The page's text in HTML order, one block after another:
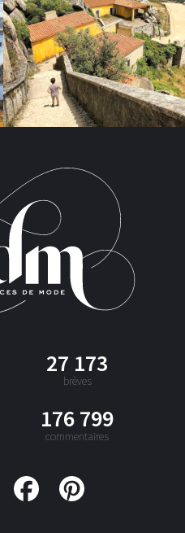
27 173
brèves
176 799
commentaires